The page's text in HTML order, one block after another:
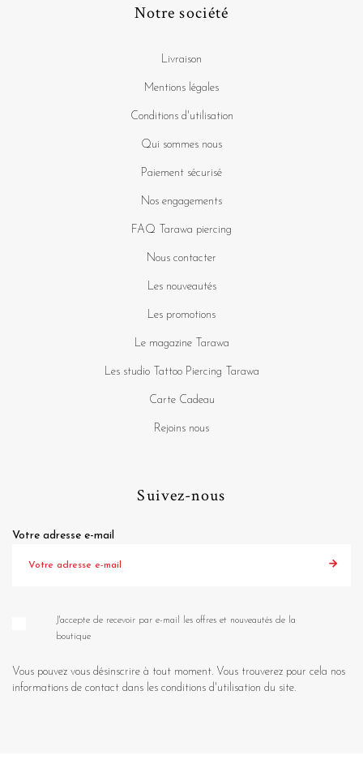
Notre société
Livraison
Mentions légales
Conditions d'utilisation
Qui sommes nous
Paiement sécurisé
Nos engagements
FAQ Tarawa piercing
Nous contacter
Les nouveautés
Les promotions
Le magazine Tarawa
Les studio Tattoo Piercing Tarawa
Carte Cadeau
Rejoins nous
Suivez-nous
Votre adresse e-mail
J'accepte de recevoir par e-mail les offres et nouveautés de la
boutique
Vous pouvez vous désinscrire à tout moment. Vous trouverez pour cela nos
informations de contact dans les conditions d'utilisation du site.